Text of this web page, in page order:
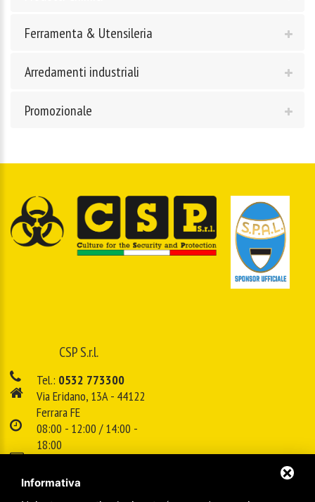
Ferramenta & Utensileria
Arredamenti industriali
Promozionale
CSP S.r.l.
Tel.: 0532 773300
Via Eridano, 13A - 44122
Ferrara FE
08:00 - 12:00 / 14:00 -
18:00
info@cspsrl.biz
Informativa